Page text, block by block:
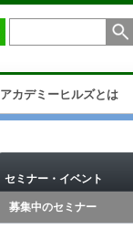
アカデミーヒルズとは
セミナー・イベント
募集中のセミナー